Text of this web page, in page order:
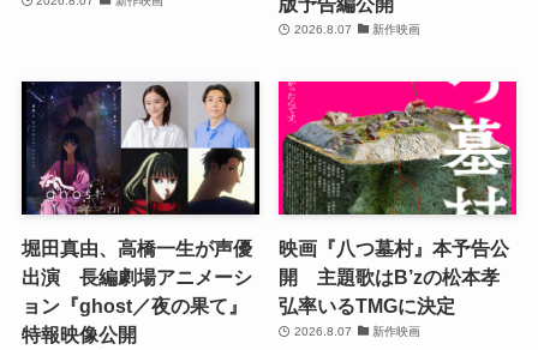
2026.8.07 新作映画
堀田真由、高橋一生が声優
出演 長編劇場アニメーシ
ョン『ghost／夜の果て』
特報映像公開
映画『八つ墓村』本予告公
開 主題歌はB’zの松本孝
弘率いるTMGに決定
2026.8.07 新作映画